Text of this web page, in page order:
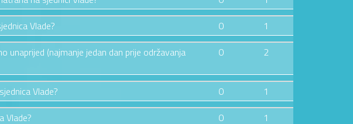
Vlade? 0
1
unaprijed (najmanje jedan dan prije održavanja
0 2
Vlade? 0
1
Vlade? 0
1